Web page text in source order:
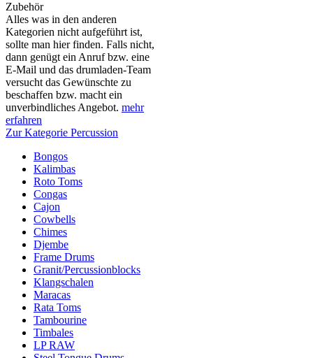
Zubehör
Alles was in den anderen
Kategorien nicht aufgeführt ist,
sollte man hier finden. Falls nicht,
dann genügt ein Anruf bzw. eine
E-Mail und das drumladen-Team
versucht das Gewünschte zu
beschaffen bzw. macht ein
unverbindliches Angebot. mehr
erfahren
Zur Kategorie Percussion
Bongos
Kalimbas
Roto Toms
Congas
Cajon
Cowbells
Chimes
Djembe
Frame Drums
Granit/Percussionblocks
Klangschalen
Maracas
Rata Toms
Tambourine
Timbales
LP RAW